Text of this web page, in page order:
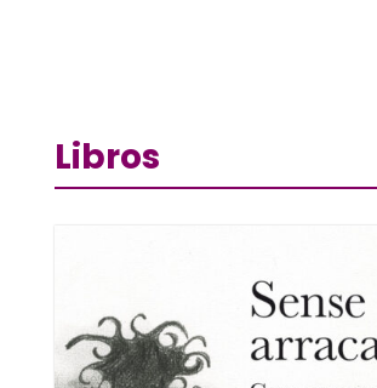
Libros